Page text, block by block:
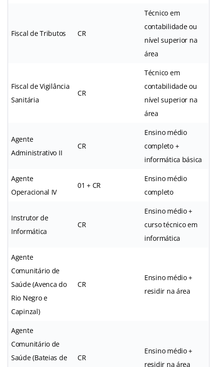
Fiscal de Tributos CR
Técnico em
contabilidade ou
nível superior na
área
Fiscal de Vigilância
Sanitária
CR
Técnico em
contabilidade ou
nível superior na
área
Agente
Administrativo II
CR
Ensino médio
completo +
informática básica
Agente
Operacional IV
01 + CR
Ensino médio
completo
Instrutor de
Informática
CR
Ensino médio +
curso técnico em
informática
Agente
Comunitário de
Saúde (Avenca do
Rio Negro e
Capinzal)
CR
Ensino médio +
residir na área
Agente
Comunitário de
Saúde (Bateias de
CR
Ensino médio +
residir na área